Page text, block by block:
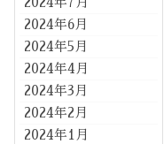
2024年6月
2024年5月
2024年4月
2024年3月
2024年2月
2024年1月